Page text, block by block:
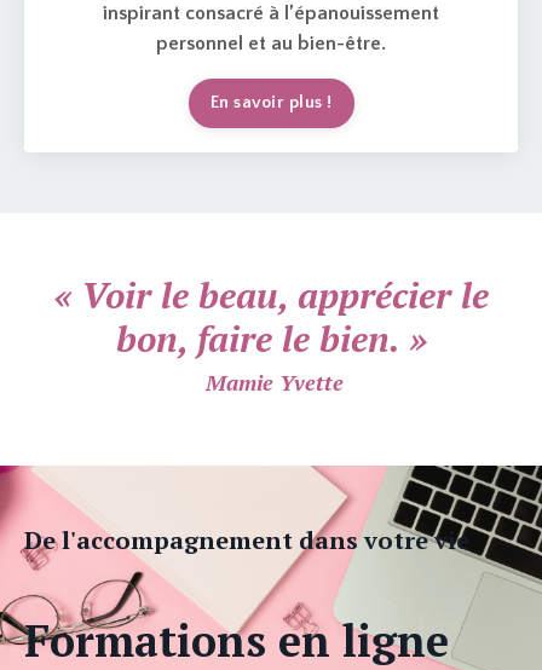
inspirant consacré à l’épanouissement
personnel et au bien-être.
En savoir plus !
« Voir le beau, apprécier le
bon, faire le bien. »
Mamie Yvette
De l'accompagnement dans votre vie
Formations en ligne